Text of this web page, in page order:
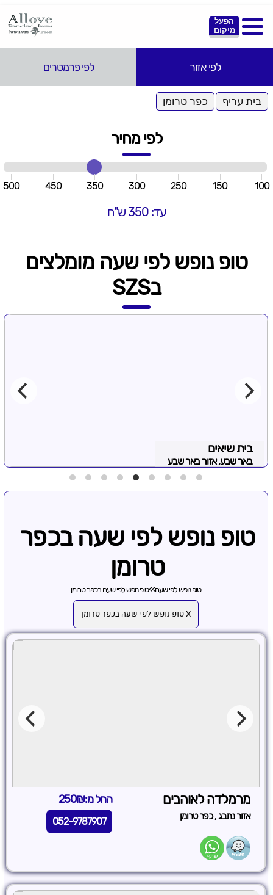
הפעל
מיקום
לפי אזור לפי פרמטרים
בית עריף כפר טרומן
לפי מחיר
100
150
250
300
350
450
500
עד: 350 ש"ח
טופ נופש לפי שעה מומלצים
בSZS
בית שיאים
באר שבע, אזור באר שבע
טופ נופש לפי שעה בכפר
טרומן
טופ נופש לפי שעה>>טופ נופש לפי שעה בכפר טרומן
X טופ נופש לפי שעה בכפר טרומן
מרמלדה לאוהבים החל מ:250₪
אזור נתבג,כפר טרומן 052-9787907